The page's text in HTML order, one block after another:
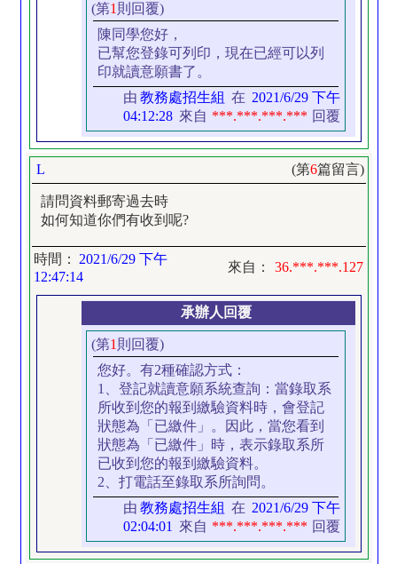
(第1 則回覆)
陳同學您好，
已幫您登錄可列印，現在已經可以列
印就讀意願書了。
由 教務處招生組 在 2021/6/29 下午
04:12:28 來自 ***.***.***.*** 回覆
L (第6篇留言)
請問資料郵寄過去時
如何知道你們有收到呢?
時間：
2021/6/29 下午
12:47:14
來自： 36.***.***.127
承辦人回覆
(第1 則回覆)
您好。有2種確認方式：
1、登記就讀意願系統查詢：當錄取系
所收到您的報到繳驗資料時，會登記
狀態為「已繳件」。因此，當您看到
狀態為「已繳件」時，表示錄取系所
已收到您的報到繳驗資料。
2、打電話至錄取系所詢問。
由 教務處招生組 在 2021/6/29 下午
02:04:01
來自 ***.***.***.*** 回覆